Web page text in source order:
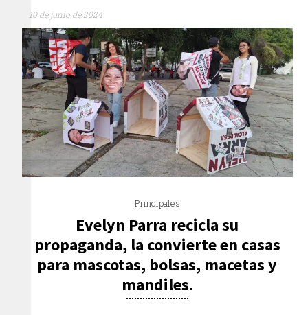
10 de junio de 2024
Principales
Evelyn Parra recicla su
propaganda, la convierte en casas
para mascotas, bolsas, macetas y
mandiles.